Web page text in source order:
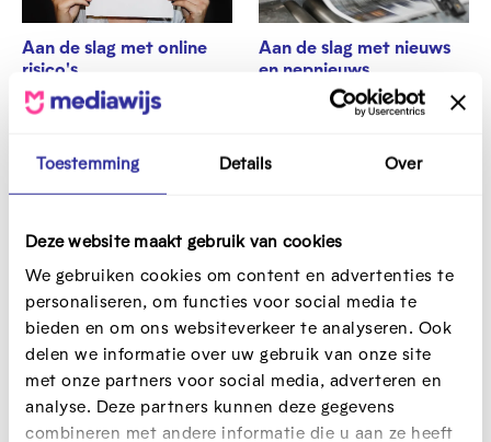
Toestemming Details Over
Deze website maakt gebruik van cookies
We gebruiken cookies om content en advertenties te
personaliseren, om functies voor social media te
bieden en om ons websiteverkeer te analyseren. Ook
delen we informatie over uw gebruik van onze site
met onze partners voor social media, adverteren en
analyse. Deze partners kunnen deze gegevens
combineren met andere informatie die u aan ze heeft
Aan de slag met online
risico's
Op zoek naar hoe je als
online risico's? Ontdek hier
praktische tools hoe je dat
Aan de slag met nieuws
en nepnieuws
Zin om aan de slag te gaan
met de thema's nieuws en
Ontdek hier al het
Aan de slag met
EDUboxen